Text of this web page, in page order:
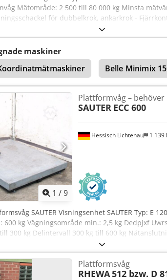
Mätområde: 2 500 till 80 000 kg Minsta
för dubbelkrok, ankarkrok -
för mätvärden (vikter) - Skrivare för
högkvalitativ stålkonstruktion Egenvikt: ca 200
maskiner
Belle Minimix
1 /9
Hessisch Lichtenau 1 139
Plattformvåg –
SAUTER ECC 600
SAUTER Visningsenhet SAUTER Typ: E
600 kg Vägningsområde min.: 2,5 kg Dedpjxf
300 kg Delintervall 300 kg till 600 kg
Serienummer: 1400286 Plattformsstorlek: 1000 x
(L x B x H): 1000 x 800 x 120 mm Egenvikt: 100
Plattformsvåg
RHEWA512 bzw. D